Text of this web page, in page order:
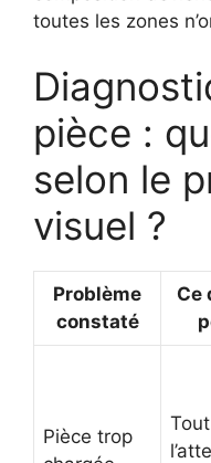
toutes les zones
pièce :
selon le
visuel ?
Problème
constaté
Ce
Pièce trop